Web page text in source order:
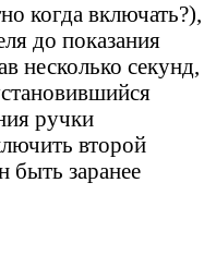
когда включать?),
до показания
несколько секунд,
ручки
второй
быть заранее